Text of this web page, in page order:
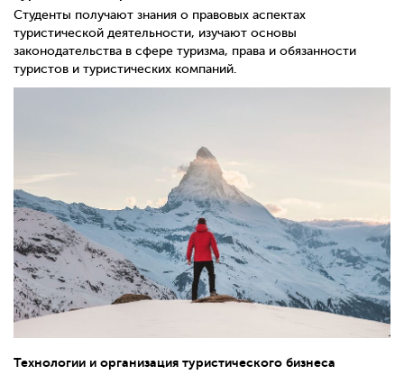
Студенты получают знания о правовых аспектах
туристической деятельности, изучают основы
законодательства в сфере туризма, права и обязанности
туристов и туристических компаний.
Технологии и организация туристического бизнеса